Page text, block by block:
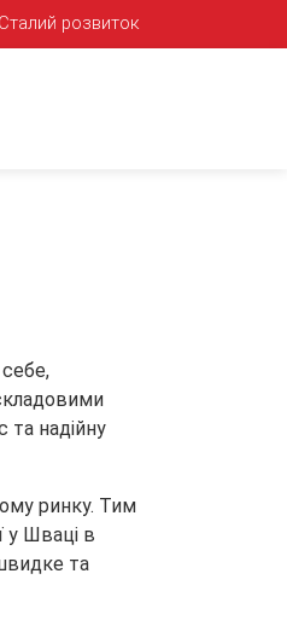
Сталий розвиток
та надійну
ринку. Тим
у Шваці в
та